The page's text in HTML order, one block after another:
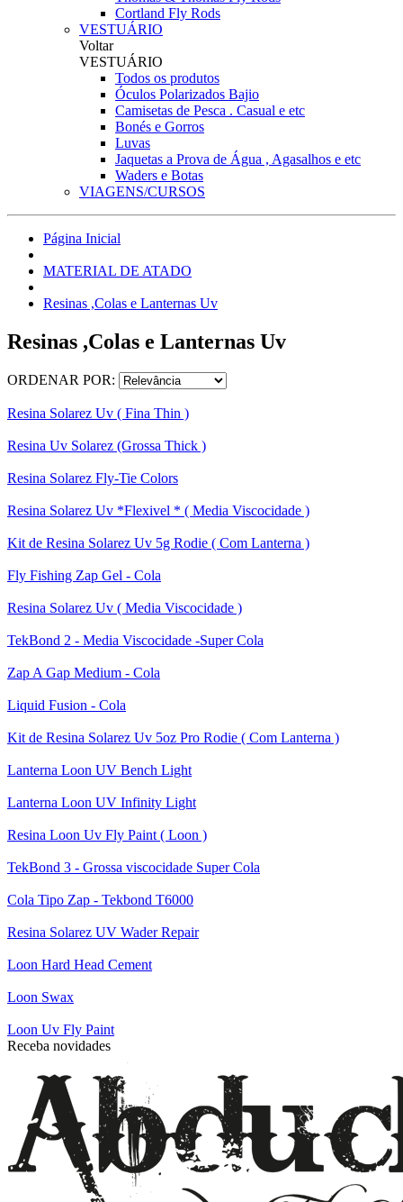
Cortland Fly Rods
VESTUÁRIO
Voltar
VESTUÁRIO
Todos os produtos
Óculos Polarizados Bajio
Camisetas de Pesca . Casual e etc
Bonés e Gorros
Luvas
Jaquetas a Prova de Água , Agasalhos e etc
Waders e Botas
VIAGENS/CURSOS
Página Inicial
MATERIAL DE ATADO
Resinas ,Colas e Lanternas Uv
Resinas ,Colas e Lanternas Uv
ORDENAR POR:
Resina Solarez Uv ( Fina Thin )
Resina Uv Solarez (Grossa Thick )
Resina Solarez Fly-Tie Colors
Resina Solarez Uv *Flexivel * ( Media Viscocidade )
Kit de Resina Solarez Uv 5g Rodie ( Com Lanterna )
Fly Fishing Zap Gel - Cola
Resina Solarez Uv ( Media Viscocidade )
TekBond 2 - Media Viscocidade -Super Cola
Zap A Gap Medium - Cola
Liquid Fusion - Cola
Kit de Resina Solarez Uv 5oz Pro Rodie ( Com Lanterna )
Lanterna Loon UV Bench Light
Lanterna Loon UV Infinity Light
Resina Loon Uv Fly Paint ( Loon )
TekBond 3 - Grossa viscocidade Super Cola
Cola Tipo Zap - Tekbond T6000
Resina Solarez UV Wader Repair
Loon Hard Head Cement
Loon Swax
Loon Uv Fly Paint
Receba novidades